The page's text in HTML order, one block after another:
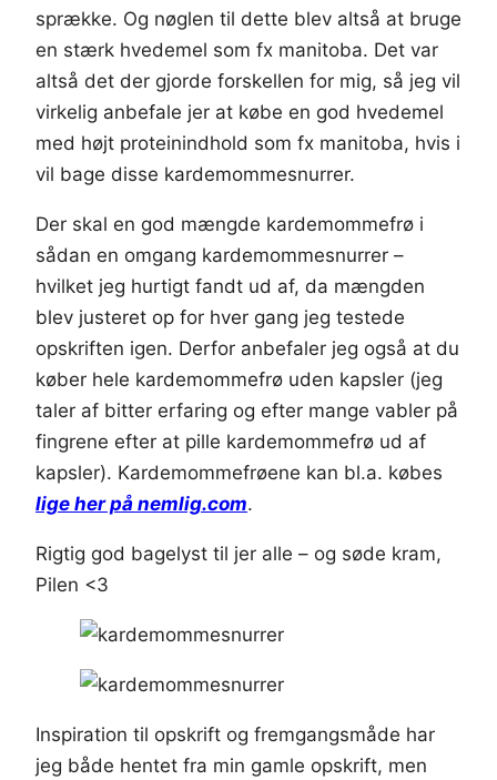
sprække. Og nøglen til dette blev altså at bruge
en stærk hvedemel som fx manitoba. Det var
altså det der gjorde forskellen for mig, så jeg vil
virkelig anbefale jer at købe en god hvedemel
med højt proteinindhold som fx manitoba, hvis i
vil bage disse kardemommesnurrer.
Der skal en god mængde kardemommefrø i
sådan en omgang kardemommesnurrer –
hvilket jeg hurtigt fandt ud af, da mængden
blev justeret op for hver gang jeg testede
opskriften igen. Derfor anbefaler jeg også at du
køber hele kardemommefrø uden kapsler (jeg
taler af bitter erfaring og efter mange vabler på
fingrene efter at pille kardemommefrø ud af
kapsler). Kardemommefrøene kan bl.a. købes
lige her på nemlig.com.
Rigtig god bagelyst til jer alle – og søde kram,
Pilen <3
Inspiration til opskrift og fremgangsmåde har
jeg både hentet fra min gamle opskrift, men